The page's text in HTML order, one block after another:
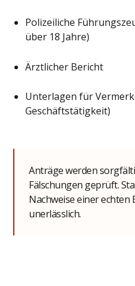
Polizeiliche
über 18 Jahre)
Ärztlicher Bericht
Unterlagen für
Geschäftstätigkeit)
Anträge werden
Fälschungen geprüft.
Nachweise einer echten
unerlässlich.